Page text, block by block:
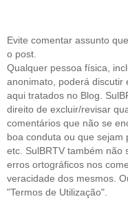
Evite comentar assunto
o post.
Qualquer pessoa física,
anonimato, poderá discutir
aqui tratados no Blog.
direito de excluir/revisar
comentários que não se
boa conduta ou que sejam
etc. SulBRTV também não
erros ortográficos nos
veracidade dos mesmos.
"Termos de Utilização".